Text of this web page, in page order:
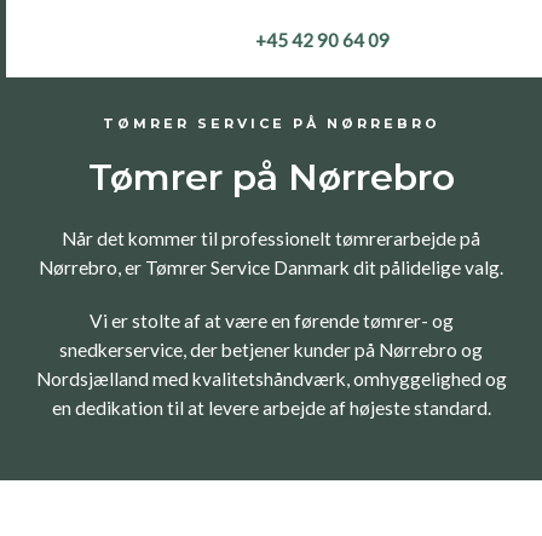
+45 42 90 64 09
TØMRER SERVICE PÅ NØRREBRO
Tømrer på Nørrebro
Når det kommer til professionelt tømrerarbejde på
Nørrebro, er Tømrer Service Danmark dit pålidelige valg.
Vi er stolte af at være en førende tømrer- og
snedkerservice, der betjener kunder på Nørrebro og
Nordsjælland med kvalitetshåndværk, omhyggelighed og
en dedikation til at levere arbejde af højeste standard.